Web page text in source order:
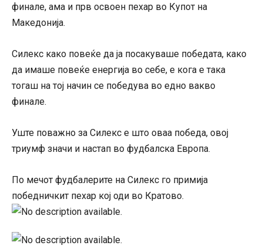
финале, ама и прв освоен пехар во Купот на
Македонија.
Силекс како повеќе да ја посакуваше победата, како
да имаше повеќе енергија во себе, е кога е така
тогаш на тој начин се победува во едно вакво
финале.
Уште поважно за Силекс е што оваа победа, овој
триумф значи и настап во фудбалска Европа.
По мечот фудбалерите на Силекс го примија
победничкит пехар кој оди во Кратово.